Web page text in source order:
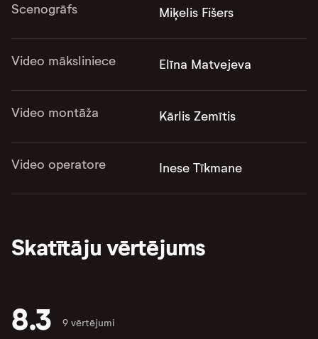
Scenogrāfs Miķelis Fišers
Video māksliniece Elīna Matvejeva
Video montāža Kārlis Zemītis
Video operatore Inese Tīkmane
Skatītāju vērtējums
8.3 9 vērtējumi